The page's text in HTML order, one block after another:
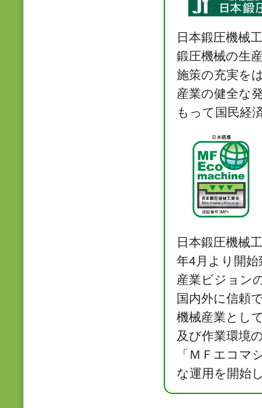
日本鍛圧機械
鍛圧機械の生
施策の充実を
産業の健全な
もって国民経
日本鍛圧機械
年4月より開
産業ビジョン
国内外に信頼
機械産業とし
及び作業環境
「ＭＦエコマ
な運用を開始